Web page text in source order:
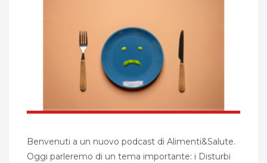
Benvenuti a un nuovo podcast di Alimenti&Salute.
Oggi parleremo di un tema importante: i Disturbi